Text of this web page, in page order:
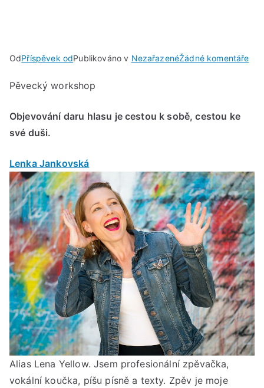
OdPříspěvek odPublikováno v NezařazenéŽádné komentářeu
–
≈
od
do
Pěvecký workshop
Objevování daru hlasu je cestou k sobě, cestou ke
své duši.
Lenka Jankovská
Alias Lena Yellow. Jsem profesionální zpěvačka,
vokální koučka, píšu písně a texty. Zpěv je moje